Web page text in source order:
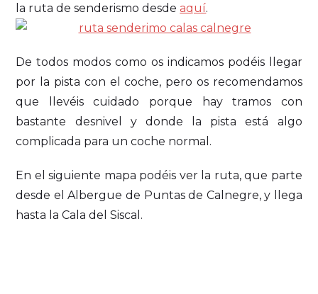
la ruta de senderismo desdeaquí.
De todos modos como os indicamos podéis llegar
por la pista con el coche, pero os recomendamos
que llevéis cuidado porque hay tramos con
bastante desnivel y donde la pista está algo
complicada para un coche normal.
En el siguiente mapa podéis ver la ruta, que parte
desde el Albergue de Puntas de Calnegre, y llega
hasta la Cala del Siscal.